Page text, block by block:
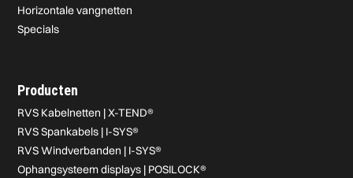
Horizontale vangnetten
Specials
Producten
RVS Kabelnetten | X-TEND®
RVS Spankabels | I-SYS®
RVS Windverbanden | I-SYS®
Ophangsysteem displays | POSILOCK®